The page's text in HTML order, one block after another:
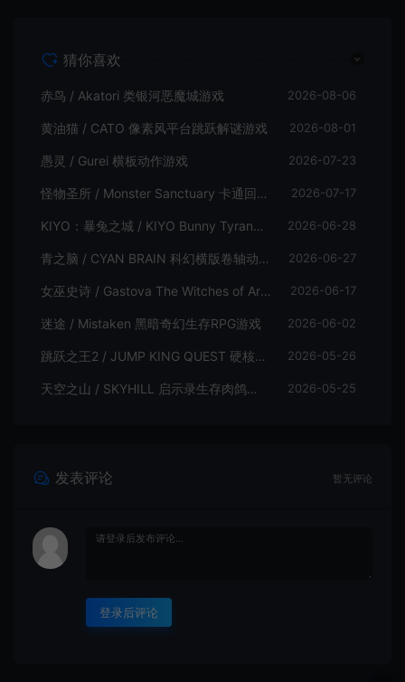
猜你喜欢
赤鸟 / Akatori 类银河恶魔城游戏 2026-08-06
黄油猫 / CATO 像素风平台跳跃解谜游戏 2026-08-01
愚灵 / Gurei 横板动作游戏 2026-07-23
怪物圣所 / Monster Sanctuary 卡通回合制横板动作游戏 2026-07-17
KIYO：暴兔之城 / KIYO Bunny Tyranny 潜行动作游戏 2026-06-28
青之脑 / CYAN BRAIN 科幻横版卷轴动作游戏 2026-06-27
女巫史诗 / Gastova The Witches of Arkana 类银河恶魔城动作游戏 2026-06-17
迷途 / Mistaken 黑暗奇幻生存RPG游戏 2026-06-02
跳跃之王2 / JUMP KING QUEST 硬核横板跳跃游戏 2026-05-26
天空之山 / SKYHILL 启示录生存肉鸽游戏 2026-05-25
发表评论 暂无评论
登录后评论